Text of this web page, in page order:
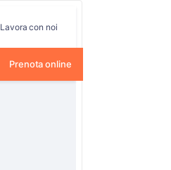
Lavora con noi
Prenota online